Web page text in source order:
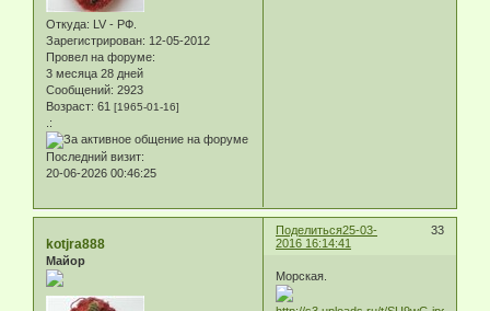
Откуда: LV - РФ.
Зарегистрирован: 12-05-2012
Провел на форуме:
3 месяца 28 дней
Сообщений: 2923
Возраст: 61 [1965-01-16]
.:
Последний визит:
20-06-2026 00:46:25
Поделиться 33
25-03-
2016 16:14:41
kotjra888
Майор
Морская.